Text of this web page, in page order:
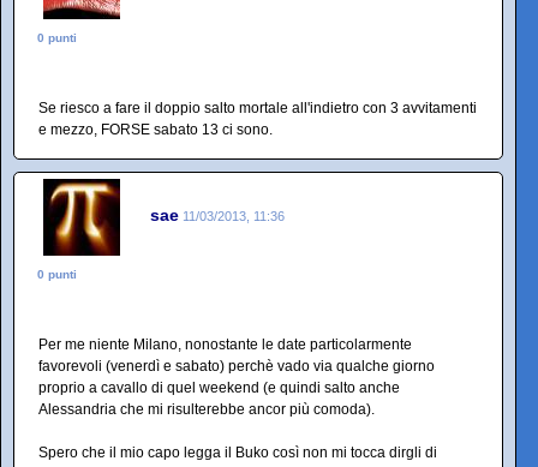
0 punti
Se riesco a fare il doppio salto mortale all'indietro con 3 avvitamenti
e mezzo, FORSE sabato 13 ci sono.
sae 11/03/2013, 11:36
0 punti
Per me niente Milano, nonostante le date particolarmente
favorevoli (venerdì e sabato) perchè vado via qualche giorno
proprio a cavallo di quel weekend (e quindi salto anche
Alessandria che mi risulterebbe ancor più comoda).
Spero che il mio capo legga il Buko così non mi tocca dirgli di